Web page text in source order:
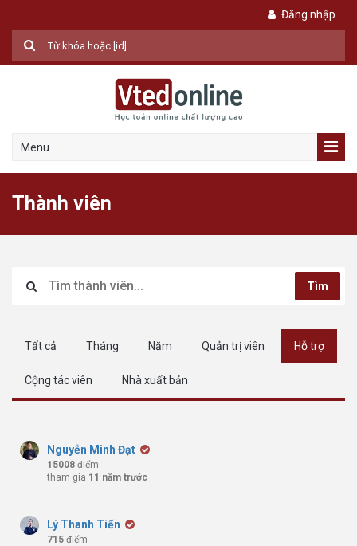
Đăng nhập
Menu
Thành viên
Tìm
Tất cả Tháng Năm Quản trị viên Hỗ trợ
Cộng tác viên Nhà xuất bản
Nguyễn Minh Đạt
15008 điểm
tham gia 11 năm trước
Lý Thanh Tiến
715 điểm